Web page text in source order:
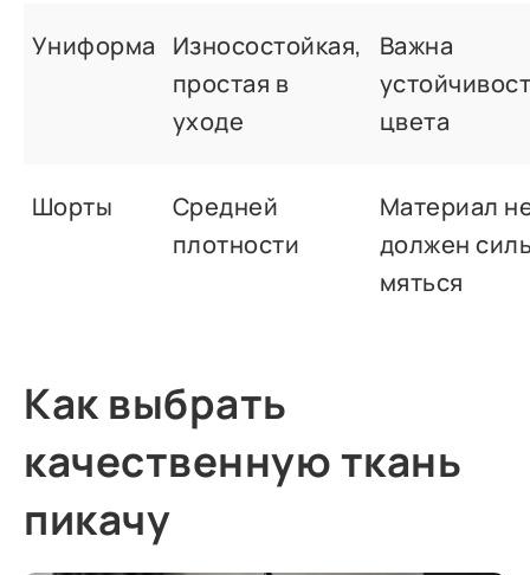
Униформа
Износостойкая,
простая в
уходе
Важна
цвета
Шорты
Средней
плотности
Материал
должен
мяться
Как выбрать
качественную ткань
пикачу